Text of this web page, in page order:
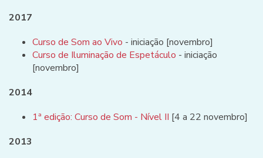
2017
Curso de Som ao Vivo - iniciação [novembro]
Curso de Iluminação de Espetáculo - iniciação
[novembro]
2014
1ª edição: Curso de Som - Nível II [4 a 22 novembro]
2013